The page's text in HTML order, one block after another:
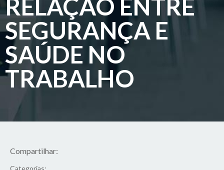
RELAÇÃO ENTRE
SEGURANÇA E
SAÚDE NO
TRABALHO
Compartilhar: